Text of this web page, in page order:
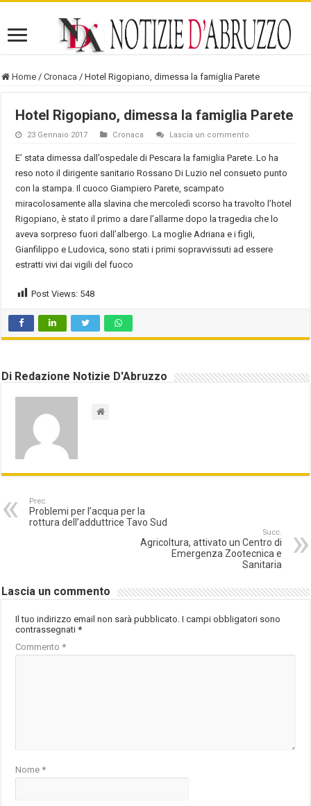
Home / Cronaca / Hotel Rigopiano, dimessa la famiglia Parete
Hotel Rigopiano, dimessa la famiglia Parete
23 Gennaio 2017 Cronaca Lascia un commento
E’ stata dimessa dall’ospedale di Pescara la famiglia Parete. Lo ha
reso noto il dirigente sanitario Rossano Di Luzio nel consueto punto
con la stampa. Il cuoco Giampiero Parete, scampato
miracolosamente alla slavina che mercoledì scorso ha travolto l’hotel
Rigopiano, è stato il primo a dare l’allarme dopo la tragedia che lo
aveva sorpreso fuori dall’albergo. La moglie Adriana e i figli,
Gianfilippo e Ludovica, sono stati i primi sopravvissuti ad essere
estratti vivi dai vigili del fuoco
Post Views: 548
Di Redazione Notizie D'Abruzzo
Prec.
Problemi per l’acqua per la
rottura dell’adduttrice Tavo Sud
Succ.
Agricoltura, attivato un Centro di
Emergenza Zootecnica e
Sanitaria
Lascia un commento
Il tuo indirizzo email non sarà pubblicato. I campi obbligatori sono
contrassegnati*
Commento*
Nome*